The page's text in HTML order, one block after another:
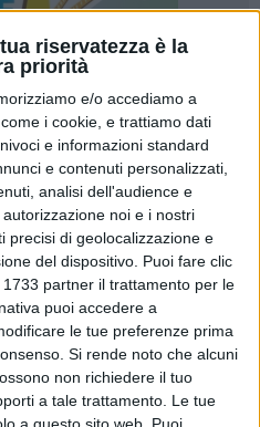
riservatezza è la
priorità
e/o accediamo a
i cookie, e trattiamo dati
e informazioni standard
e contenuti personalizzati,
analisi dell'audience e
noi e i nostri
precisi di geolocalizzazione e
del dispositivo. Puoi fare clic
partner il trattamento per le
puoi accedere a
le tue preferenze prima
Si rende noto che alcuni
non richiedere il tuo
a tale trattamento. Le tue
A cura di
ANTONIO LOPOPOLO
di Coppa della Divisione
l'Alta Futsal. La formazione
gioco durante il primo
ripresa l'incontro si è
alla compagine